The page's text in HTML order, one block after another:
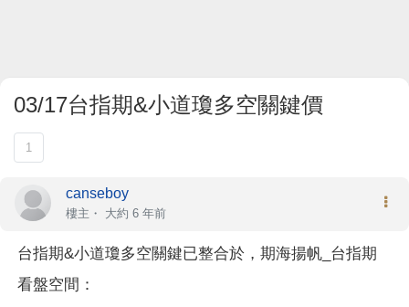
03/17台指期&小道瓊多空關鍵價
1
canseboy
樓主 ・ 大約 6 年前
台指期&小道瓊多空關鍵已整合於，期海揚帆_台指期
看盤空間：